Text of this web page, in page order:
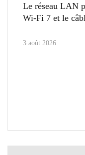
Le réseau LAN
Wi-Fi 7 et le
3 août 2026